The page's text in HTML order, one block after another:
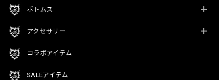
ボトムス
アクセサリー
コラボアイテム
SALEアイテム